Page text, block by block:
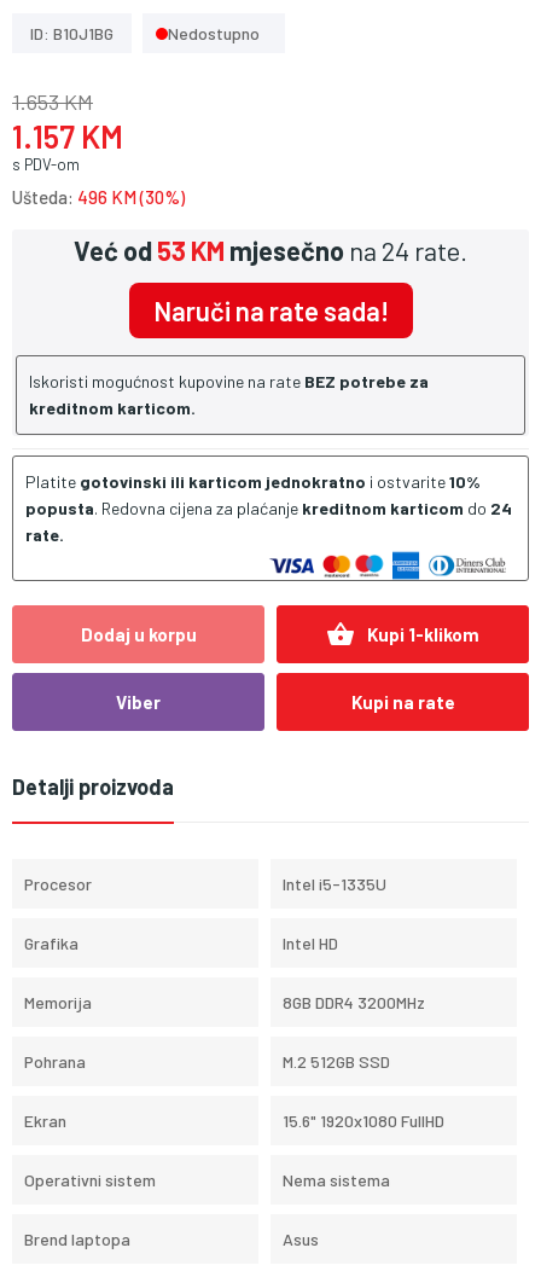
ID: B10J1BG Nedostupno
1.653 KM
1.157 KM
s PDV-om
Ušteda: 496 KM (30%)
Već od53 KM mjesečno na 24 rate.
Naruči na rate sada!
Iskoristi mogućnost kupovine na rate BEZ potrebe za
kreditnom karticom.
Platite gotovinski ili karticom jednokratno i ostvarite10%
popusta. Redovna cijena za plaćanje kreditnom karticom do 24
rate.
Dodaj u korpu shopping_basket Kupi 1-klikom
Viber Kupi na rate
Detalji proizvoda
Procesor Intel i5-1335U
Grafika Intel HD
Memorija 8GB DDR4 3200MHz
Pohrana M.2 512GB SSD
Ekran 15.6" 1920x1080 FullHD
Operativni sistem Nema sistema
Brend laptopa Asus